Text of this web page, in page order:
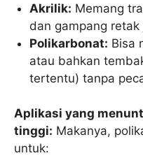
Akrilik: Memang
dan gampang
Polikarbonat: Bisa
atau bahkan
tertentu) tanpa
Aplikasi yang
tinggi: Makanya,
untuk: